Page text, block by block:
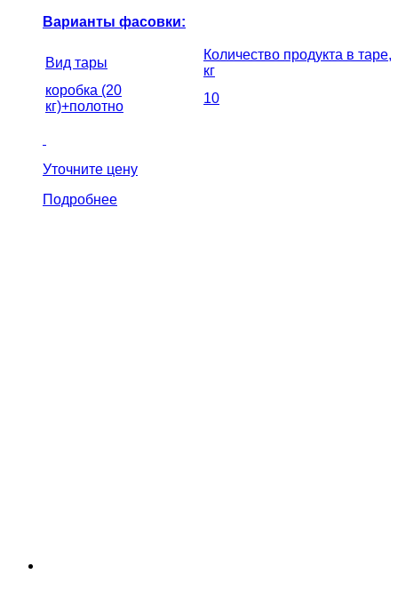
Варианты фасовки:
Вид тары
Количество продукта в таре,
кг
коробка (20
кг)+полотно
10
Уточните цену
Подробнее